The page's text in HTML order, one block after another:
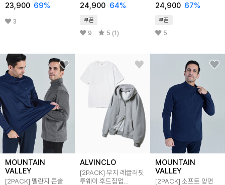
23,900 69%
3
24,900 64%
쿠폰
9 5 (1)
24,900 67%
쿠폰
5
MOUNTAIN
VALLEY
[2PACK] 멜란지 콘솔
ALVINCLO
[2PACK] 무지 레귤러핏
투웨이 후드집업
MOUNTAIN
VALLEY
[2PACK] 소프트 양면